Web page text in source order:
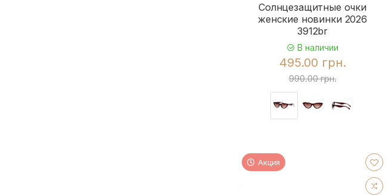
Солнцезащитные очки
женские новинки 2026
3912br
В наличии
495.00 грн.
990.00 грн.
Акция